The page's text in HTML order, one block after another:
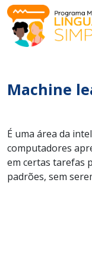
Machine
É uma área da
computadores
em certas tarefas
padrões, sem